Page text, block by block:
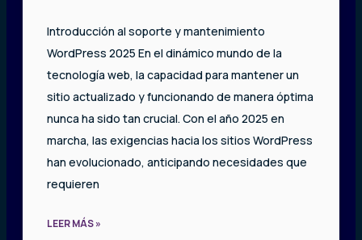
Introducción al soporte y mantenimiento
WordPress 2025 En el dinámico mundo de la
tecnología web, la capacidad para mantener un
sitio actualizado y funcionando de manera óptima
nunca ha sido tan crucial. Con el año 2025 en
marcha, las exigencias hacia los sitios WordPress
han evolucionado, anticipando necesidades que
requieren
LEER MÁS »